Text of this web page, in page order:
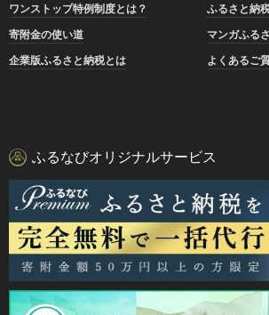
ワンストップ特例制度とは？
ふるさと納
寄附金の使い道
マンガふる
企業版ふるさと納税とは
よくあるご
ふるなびオリジナルサービス